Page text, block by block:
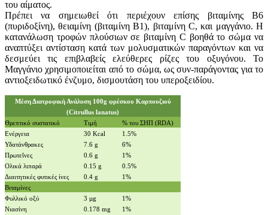
του αίματος.
Πρέπει να σημειωθεί ότι περιέχουν επίσης βιταμίνης Β6
(πυριδοξίνη), θειαμίνη (βιταμίνη Β1), βιταμίνη C, και μαγγάνιο. Η
κατανάλωση τροφών πλούσιων σε βιταμίνη C βοηθά το σώμα να
αναπτύξει αντίσταση κατά των μολυσματικών παραγόντων και να
δεσμεύει τις επιβλαβείς ελεύθερες ρίζες του οξυγόνου. Το
Μαγγάνιο χρησιμοποιείται από το σώμα, ως συν-παράγοντας για το
αντιοξειδωτικό ένζυμο, δισμουτάση του υπεροξειδίου.
Μέση Διατροφική Ανάλυση 100g φρέσκου Καρπουζιού
(Citrullus lanatus)
Θρεπτικό συστατικό
Τιμή
% του ΣΗΠ (RDA)
Ενέργεια
30 Kcal
1.5%
Υδατάνθρακες
7.6 g
6%
Πρωτεΐνες
0.6 g
1%
Ολικά λιπαρά
0.15 g
0.5%
Διαιτητικές φυτικές ίνες
0.4 g
1%
Βιταμίνες
Φυλλικό οξύ
3 µg
1%
Νιασίνη
0.178 mg
1%